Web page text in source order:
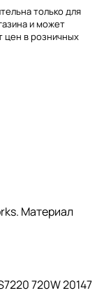
только для
и может
цен в розничных
Материал
720W 20147